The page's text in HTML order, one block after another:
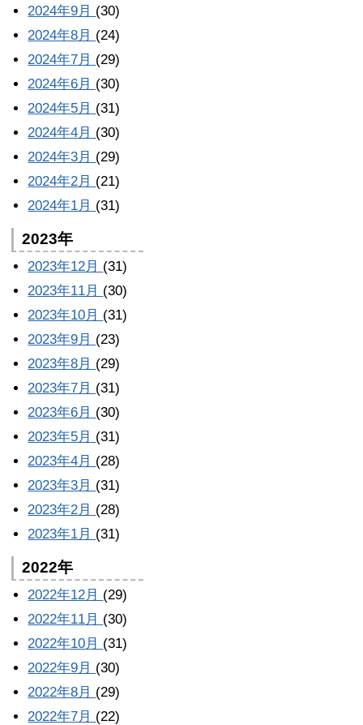
2024年9月 (30)
2024年8月 (24)
2024年7月 (29)
2024年6月 (30)
2024年5月 (31)
2024年4月 (30)
2024年3月 (29)
2024年2月 (21)
2024年1月 (31)
2023年
2023年12月 (31)
2023年11月 (30)
2023年10月 (31)
2023年9月 (23)
2023年8月 (29)
2023年7月 (31)
2023年6月 (30)
2023年5月 (31)
2023年4月 (28)
2023年3月 (31)
2023年2月 (28)
2023年1月 (31)
2022年
2022年12月 (29)
2022年11月 (30)
2022年10月 (31)
2022年9月 (30)
2022年8月 (29)
2022年7月 (22)